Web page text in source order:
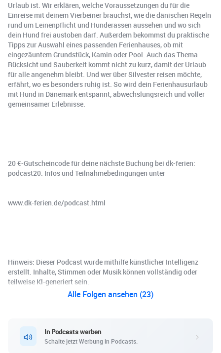
Urlaub ist. Wir erklären, welche Voraussetzungen du für die
Einreise mit deinem Vierbeiner brauchst, wie die dänischen Regeln
rund um Leinenpflicht und Hunderassen aussehen und wo sich
dein Hund frei austoben darf. Außerdem bekommst du praktische
Tipps zur Auswahl eines passenden Ferienhauses, ob mit
eingezäuntem Grundstück, Kamin oder Pool. Auch das Thema
Rücksicht und Sauberkeit kommt nicht zu kurz, damit der Urlaub
für alle angenehm bleibt. Und wer über Silvester reisen möchte,
erfährt, wo es besonders ruhig ist. So wird dein Ferienhausurlaub
mit Hund in Dänemark entspannt, abwechslungsreich und voller
gemeinsamer Erlebnisse.
20 €-Gutscheincode für deine nächste Buchung bei dk-ferien:
podcast20. Infos und Teilnahmebedingungen unter
www.dk-ferien.de/podcast.html
Hinweis: Dieser Podcast wurde mithilfe künstlicher Intelligenz
erstellt. Inhalte, Stimmen oder Musik können vollständig oder
teilweise Kl-generiert sein.
Alle Folgen ansehen (23)
In Podcasts werben
Schalte jetzt Werbung in Podcasts.